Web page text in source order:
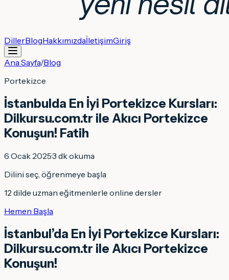
DillerBlogHakkımızdaİletişimGiriş
Ana Sayfa/Blog
Portekizce
İstanbulda En İyi Portekizce Kursları:
Dilkursu.com.tr ile Akıcı Portekizce
Konuşun! Fatih
6 Ocak 2025·3 dk okuma
Dilini seç, öğrenmeye başla
12 dilde uzman eğitmenlerle online dersler
Hemen Başla
İstanbul’da En İyi Portekizce Kursları:
Dilkursu.com.tr ile Akıcı Portekizce
Konuşun!